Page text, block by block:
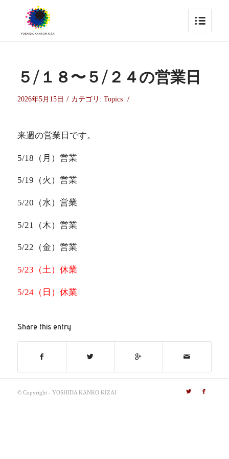
５/１８〜５/２４の営業日
2026年5月15日 / カテゴリ: Topics /
来週の営業日です。
5/18（月）営業
5/19（火）営業
5/20（水）営業
5/21（木）営業
5/22（金）営業
5/23（土）休業
5/24（日）休業
Share this entry
© Copyright - YOSHIDA KANKO KIZAI